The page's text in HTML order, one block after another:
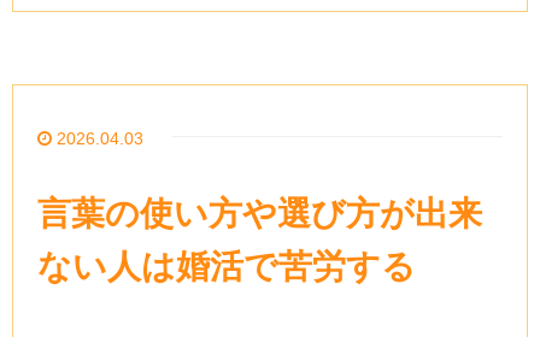
2026.04.03
言葉の使い方や選び方が出来
ない人は婚活で苦労する